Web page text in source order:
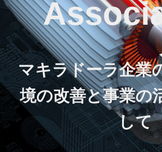
マキラドーラ企業
境の改善と事業の
して